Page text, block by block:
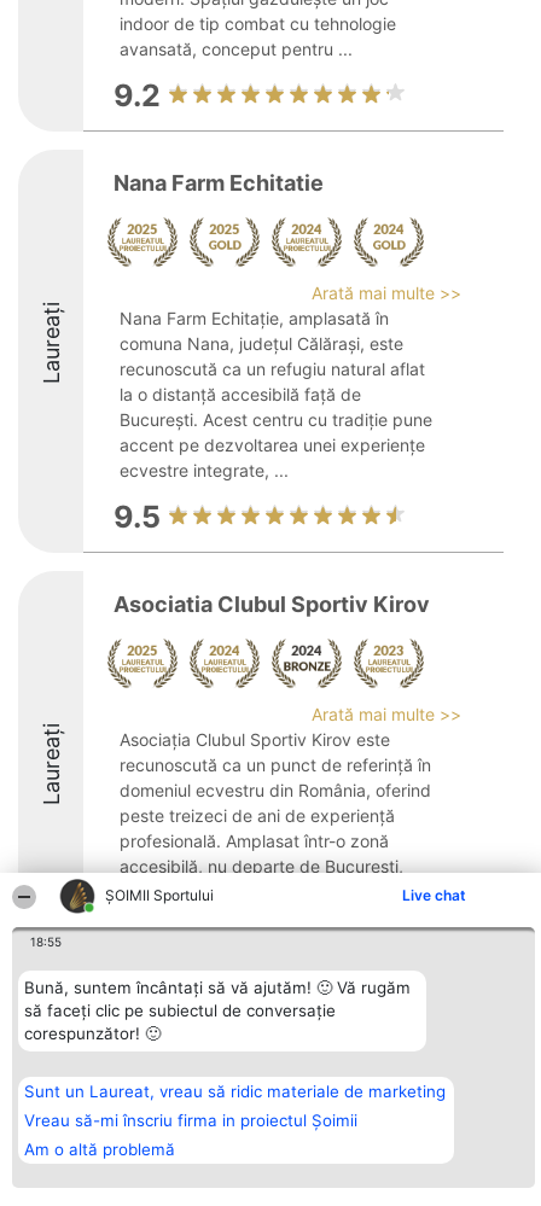
ȘOIMII Sportului Live chat
18:55
Bună, suntem încântați să vă ajutăm! 🙂 Vă rugăm
să faceți clic pe subiectul de conversație
corespunzător! 🙂
Sunt un Laureat, vreau să ridic materiale de marketing
Vreau să-mi înscriu firma in proiectul Șoimii
Am o altă problemă
indoor de tip combat cu tehnologie
avansată, conceput pentru ...
9.2
Laureați
Nana Farm Echitatie
Arată mai multe >>
Nana Farm Echitație, amplasată în
comuna Nana, județul Călărași, este
recunoscută ca un refugiu natural aflat
la o distanță accesibilă față de
București. Acest centru cu tradiție pune
accent pe dezvoltarea unei experiențe
ecvestre integrate, ...
9.5
Laureați
Asociatia Clubul Sportiv Kirov
Arată mai multe >>
Asociația Clubul Sportiv Kirov este
recunoscută ca un punct de referință în
domeniul ecvestru din România, oferind
peste treizeci de ani de experiență
profesională. Amplasat într-o zonă
accesibilă, nu departe de București,
clubul pune la dispoziție ...
8.8
Organizator Ranking
BRIGHT SOLUTIONS BR SRL
Sc. A Et. 4 Ap. 13 Cod 061952
București
CUI 36737675
tel: +40 770 990 492
Plebiscyt
Laureaților
Reguli
Politica de